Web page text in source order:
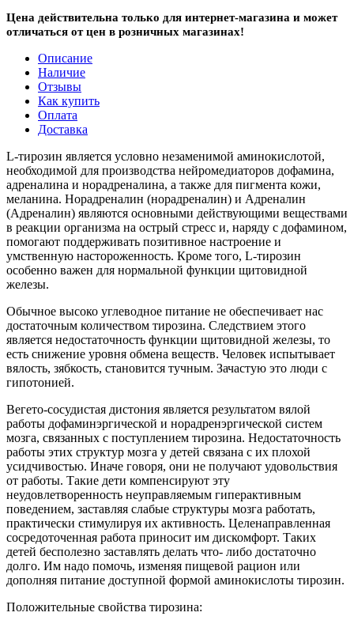
Цена действительна только для интернет-магазина и может
отличаться от цен в розничных магазинах!
Описание
Наличие
Отзывы
Как купить
Оплата
Доставка
L-тирозин является условно незаменимой аминокислотой,
необходимой для производства нейромедиаторов дофамина,
адреналина и норадреналина, а также для пигмента кожи,
меланина. Норадреналин (норадреналин) и Адреналин
(Адреналин) являются основными действующими веществами
в реакции организма на острый стресс и, наряду с дофамином,
помогают поддерживать позитивное настроение и
умственную настороженность. Кроме того, L-тирозин
особенно важен для нормальной функции щитовидной
железы.
Обычное высоко углеводное питание не обеспечивает нас
достаточным количеством тирозина. Следствием этого
является недостаточность функции щитовидной железы, то
есть снижение уровня обмена веществ. Человек испытывает
вялость, зябкость, становится тучным. Зачастую это люди с
гипотонией.
Вегето-сосудистая дистония является результатом вялой
работы дофаминэргической и норадренэргической систем
мозга, связанных с поступлением тирозина. Недостаточность
работы этих структур мозга у детей связана с их плохой
усидчивостью. Иначе говоря, они не получают удовольствия
от работы. Такие дети компенсируют эту
неудовлетворенность неуправляемым гиперактивным
поведением, заставляя слабые структуры мозга работать,
практически стимулируя их активность. Целенаправленная
сосредоточенная работа приносит им дискомфорт. Таких
детей бесполезно заставлять делать что- либо достаточно
долго. Им надо помочь, изменяя пищевой рацион или
дополняя питание доступной формой аминокислоты тирозин.
Положительные свойства тирозина: